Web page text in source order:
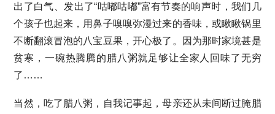
出了白气、发出了“咕嘟咕嘟”富有节奏的响声时，我们几
个孩子也起来，用鼻子嗅嗅弥漫过来的香味，或瞅瞅锅里
不断翻滚冒泡的八宝豆果，开心极了。因为那时家境甚是
贫寒，一碗热腾腾的腊八粥就足够让全家人回味了无穷
了……
当然，吃了腊八粥，自我记事起，母亲还从未间断过腌腊